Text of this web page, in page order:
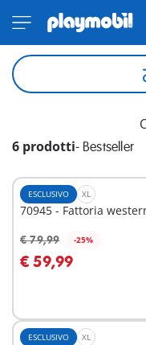
6 prodotti- Bestseller
ESCLUSIVO XL
70945 - Fattoria
€ 79,99 -25%
€ 59,99
Aggiungi al carrello
ESCLUSIVO XL